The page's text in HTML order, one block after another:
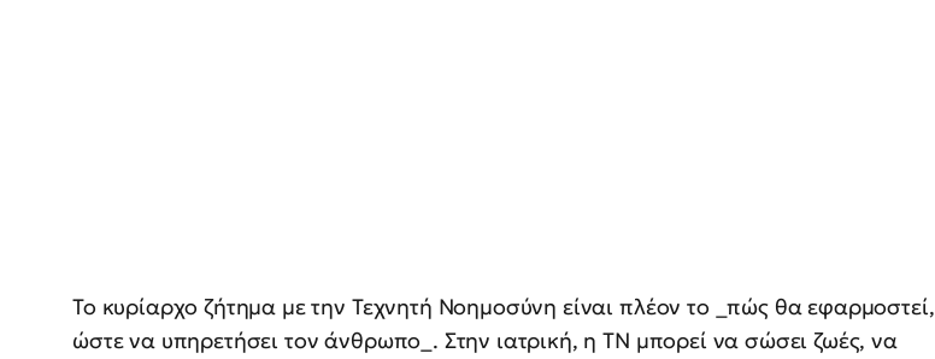
To κυρίαρχο ζήτημα με την Τεχνητή Νοημοσύνη είναι πλέον το _πώς θα εφαρμοστεί,
ώστε να υπηρετήσει τον άνθρωπο_. Στην ιατρική, η ΤΝ μπορεί να σώσει ζωές, να